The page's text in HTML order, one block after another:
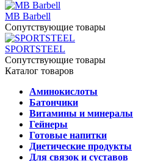
MB Barbell
Сопутствующие товары
SPORTSTEEL
Сопутствующие товары
Каталог товаров
Аминокислоты
Батончики
Витамины и минералы
Гейнеры
Готовые напитки
Диетические продукты
Для связок и суставов